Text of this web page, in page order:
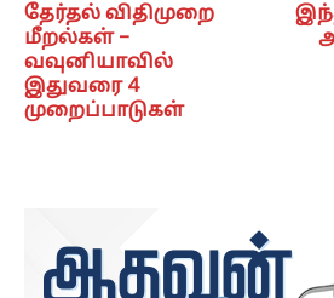
தேர்தல் விதிமுறை
மீறல்கள் –
வவுனியாவில்
இதுவரை 4
முறைப்பாடுகள்